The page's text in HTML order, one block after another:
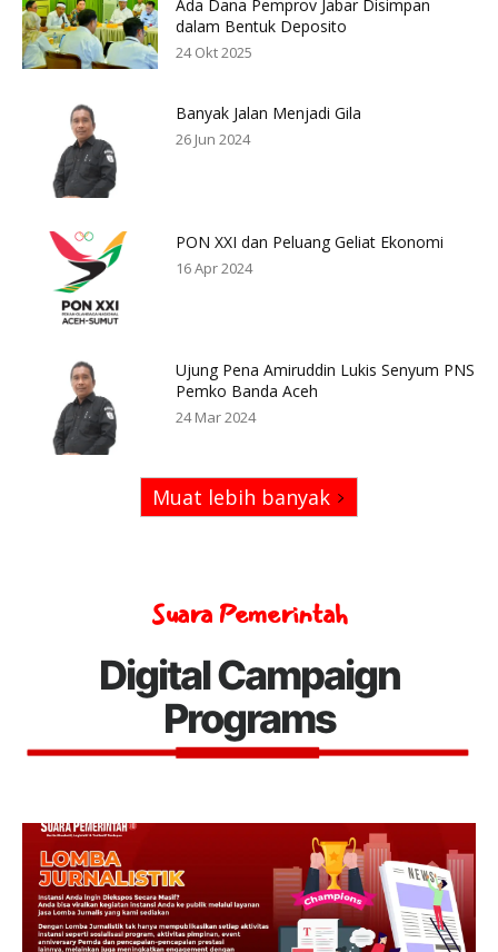
Ada Dana Pemprov Jabar Disimpan
dalam Bentuk Deposito
24 Okt 2025
Banyak Jalan Menjadi Gila
26 Jun 2024
PON XXI dan Peluang Geliat Ekonomi
16 Apr 2024
Ujung Pena Amiruddin Lukis Senyum PNS
Pemko Banda Aceh
24 Mar 2024
Muat lebih banyak
Suara Pemerintah
Digital Campaign
Programs